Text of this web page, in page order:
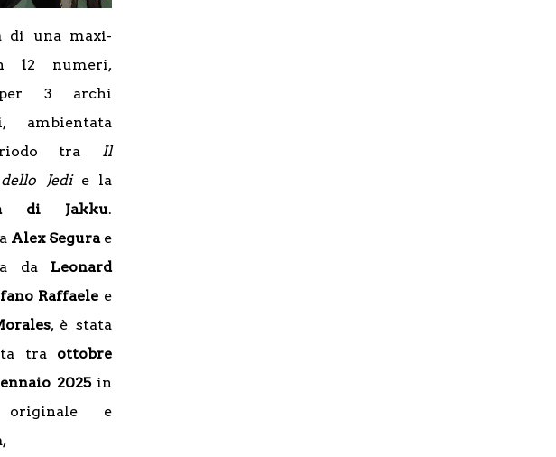
di una maxi-
12 numeri,
3 archi
ambientata
tra Il
Jedie la
di Jakku.
Alex Segurae
da Leonard
Raffaele e
, è stata
traottobre
2025 in
originale e